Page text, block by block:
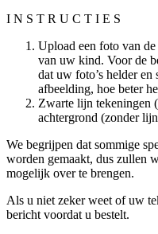
I N S T R U C T I E S
Upload een foto van
van uw kind. Voor de
dat uw foto’s helder
afbeelding, hoe beter
Zwarte lijn tekeningen
achtergrond (zonder
We begrijpen dat sommige
worden gemaakt, dus zullen
mogelijk over te brengen.
Als u niet zeker weet of uw
bericht voordat u bestelt.